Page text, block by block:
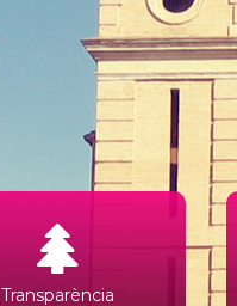
Transparència